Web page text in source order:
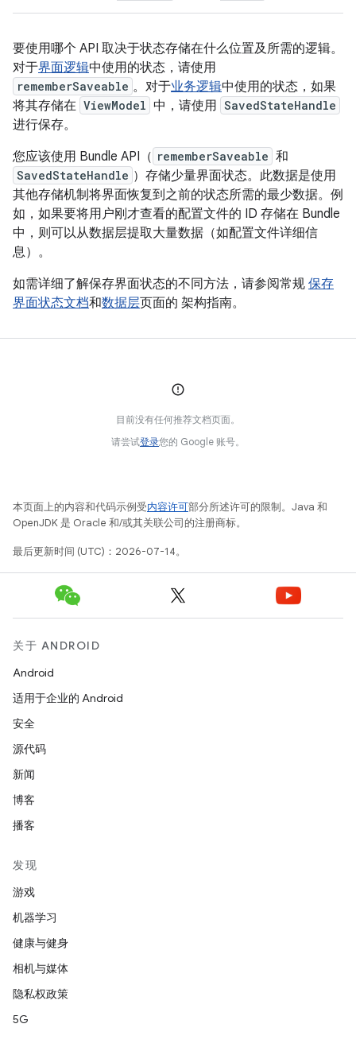
要使用哪个 API 取决于状态存储在什么位置及所需的逻辑。
对于界面逻辑中使用的状态，请使用
rememberSaveable 。对于业务逻辑中使用的状态，如果
将其存储在 ViewModel 中，请使用 SavedStateHandle
进行保存。
您应该使用 Bundle API（ rememberSaveable 和
SavedStateHandle ）存储少量界面状态。此数据是使用
其他存储机制将界面恢复到之前的状态所需的最少数据。例
如，如果要将用户刚才查看的配置文件的 ID 存储在 Bundle
中，则可以从数据层提取大量数据（如配置文件详细信
息）。
如需详细了解保存界面状态的不同方法，请参阅常规 保存
界面状态文档和数据层页面的 架构指南。
目前没有任何推荐文档页面。
请尝试登录您的 Google 账号。
本页面上的内容和代码示例受内容许可部分所述许可的限制。Java 和
OpenJDK 是 Oracle 和/或其关联公司的注册商标。
最后更新时间 (UTC)：2026-07-14。
关于 ANDROID
Android
适用于企业的 Android
安全
源代码
新闻
博客
播客
发现
游戏
机器学习
健康与健身
相机与媒体
隐私权政策
5G